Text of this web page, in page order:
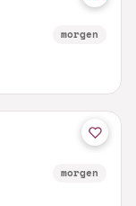
morgen
morgen